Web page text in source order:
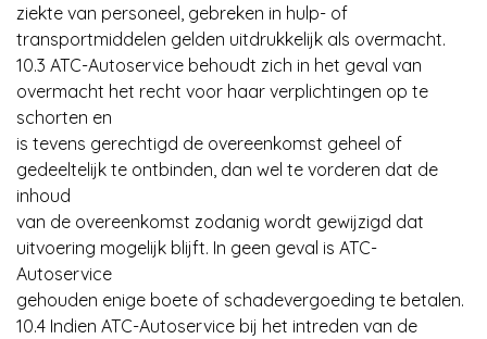
ziekte van personeel, gebreken in hulp- of
transportmiddelen gelden uitdrukkelijk als overmacht.
10.3 ATC-Autoservice behoudt zich in het geval van
overmacht het recht voor haar verplichtingen op te
schorten en
is tevens gerechtigd de overeenkomst geheel of
gedeeltelijk te ontbinden, dan wel te vorderen dat de
inhoud
van de overeenkomst zodanig wordt gewijzigd dat
uitvoering mogelijk blijft. In geen geval is ATC-
Autoservice
gehouden enige boete of schadevergoeding te betalen.
10.4 Indien ATC-Autoservice bij het intreden van de